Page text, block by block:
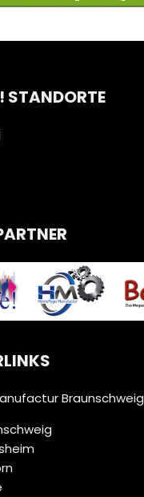
STANDORTE
Braunschweig